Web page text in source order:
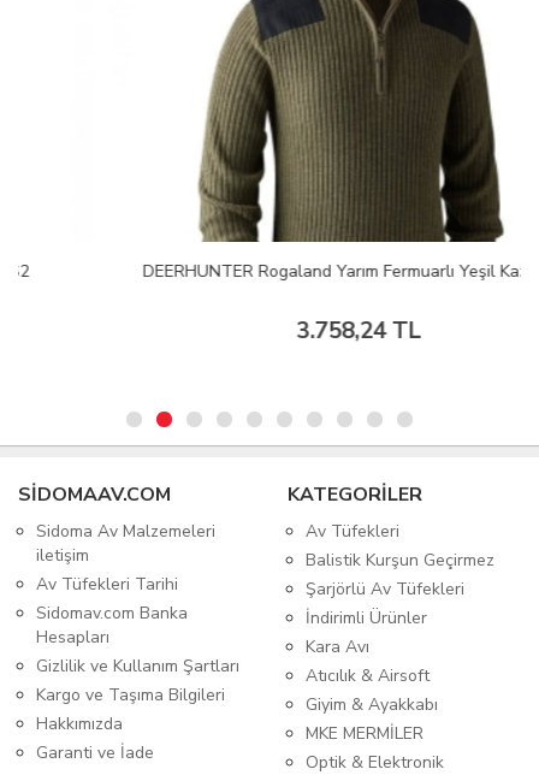
DEERHUNTER Rogaland Yarım Fermuarlı Yeşil Kazak M
3.758,24 TL
SIDOMAAV.COM
Sidoma Av Malzemeleri
iletişim
Av Tüfekleri Tarihi
Sidomav.com Banka
Hesapları
Gizlilik ve Kullanım Şartları
Kargo ve Taşıma Bilgileri
Hakkımızda
Garanti ve İade
KATEGORİLER
Av Tüfekleri
Balistik Kurşun Geçirmez
Şarjörlü Av Tüfekleri
İndirimli Ürünler
Kara Avı
Atıcılık & Airsoft
Giyim & Ayakkabı
MKE MERMİLER
Optik & Elektronik